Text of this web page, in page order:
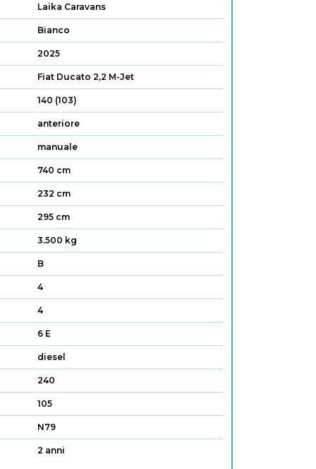
Laika Caravans
Bianco
2025
Fiat Ducato 2,2 M-Jet
140 (103)
anteriore
manuale
740 cm
232 cm
295 cm
3.500 kg
B
4
4
6 E
diesel
240
105
N79
2 anni